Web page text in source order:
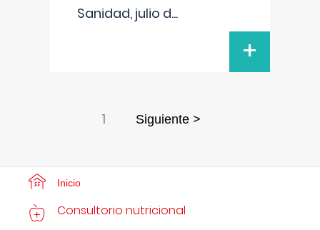
Sanidad, julio d...
+
1 Siguiente >
Inicio
Consultorio nutricional